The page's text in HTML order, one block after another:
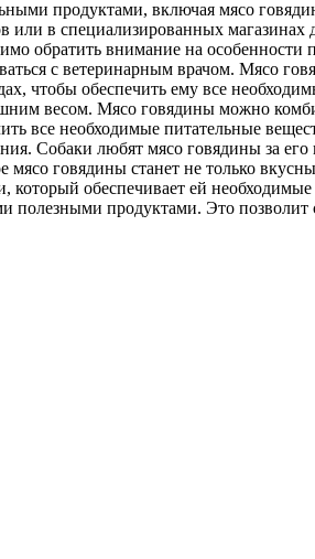
продуктами, включая мясо
в специализированных
обратить внимание на
с ветеринарным врачом. Мясо
чтобы обеспечить ему все
весом. Мясо говядины можно
все необходимые питательные
Собаки любят мясо говядины за
говядины станет не только
обеспечивает ей
полезными продуктами. Это